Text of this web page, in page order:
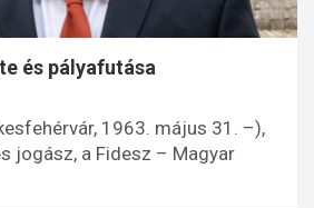
és pályafutása
1963. május 31. –),
jogász, a Fidesz – Magyar